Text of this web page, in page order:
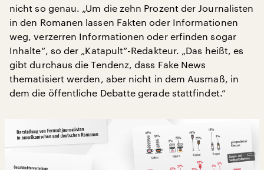
nicht so genau. „Um die zehn Prozent der Journalisten
in den Romanen lassen Fakten oder Informationen
weg, verzerren Informationen oder erfinden sogar
Inhalte“, so der „Katapult“-Redakteur. „Das heißt, es
gibt durchaus die Tendenz, dass Fake News
thematisiert werden, aber nicht in dem Ausmaß, in
dem die öffentliche Debatte gerade stattfindet.“